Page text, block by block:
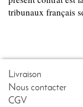
tribunaux français
Livraison
Nous contacter
CGV